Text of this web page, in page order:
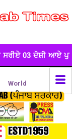
ਅੜਿੱਕੇ*
World